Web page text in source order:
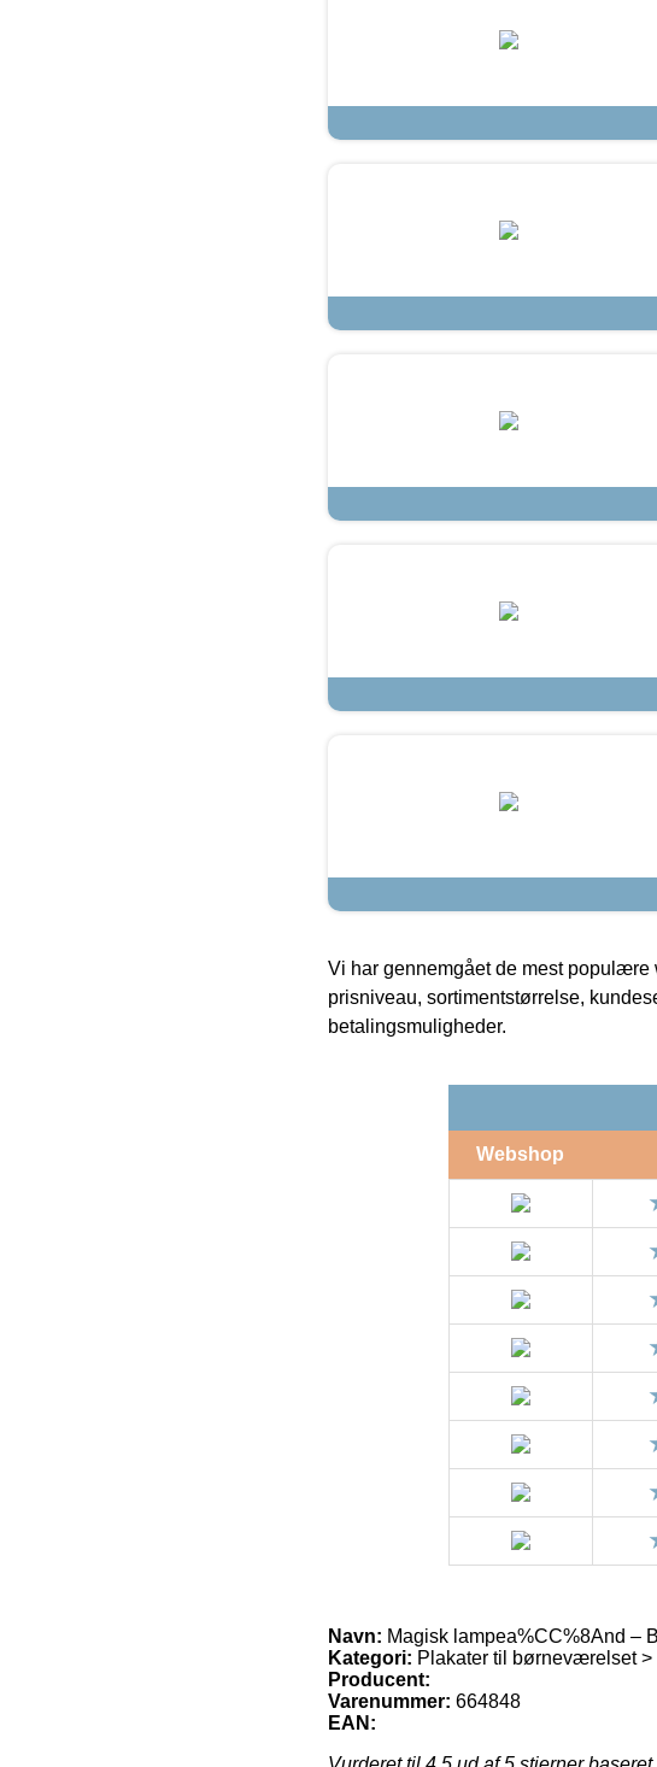
Vi har gennemgået de mest populære
prisniveau, sortimentstørrelse,
betalingsmuligheder.
Webshop
Navn: Magisk lampea%CC%8And –
Kategori: Plakater til børneværelset
Producent:
Varenummer: 664848
EAN: